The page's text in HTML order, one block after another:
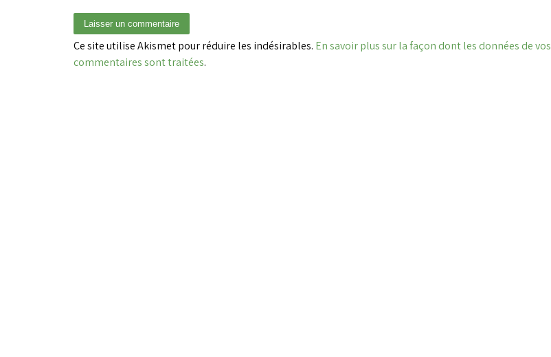
Ce site utilise Akismet pour réduire les indésirables. En savoir plus sur la façon dont les données de vos
commentaires sont traitées.